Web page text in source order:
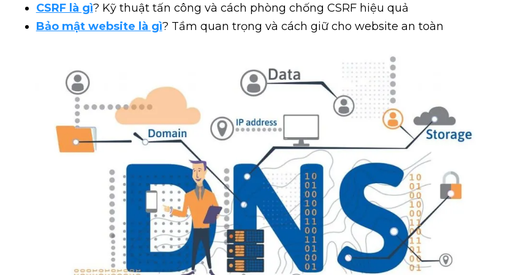
CSRF là gì? Kỹ thuật tấn công và cách phòng chống CSRF hiệu quả
Bảo mật website là gì? Tầm quan trọng và cách giữ cho website an toàn